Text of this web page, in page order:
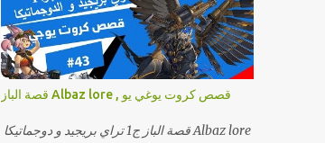
قصة الباز Albaz lore , قصص كروت يوغي يو